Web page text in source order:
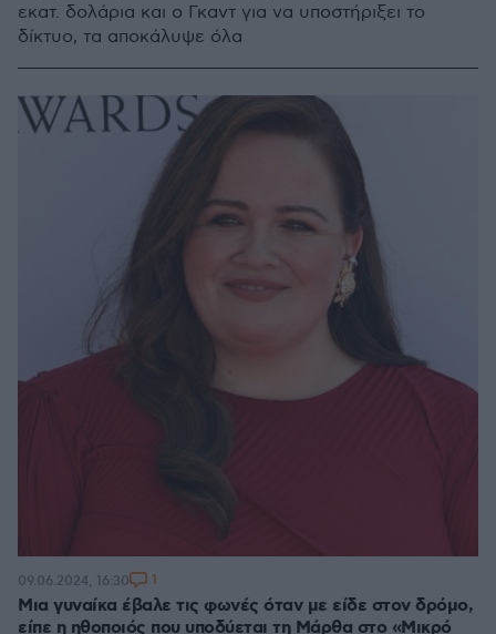
εκατ. δολάρια και ο Γκαντ για να υποστήριξει το
δίκτυο, τα αποκάλυψε όλα
Μια γυναίκα έβαλε τις φωνές όταν με είδε στον δρόμο,
είπε η ηθοποιός που υποδύεται τη Μάρθα στο «Μικρό
09.06.2024, 16:30 1